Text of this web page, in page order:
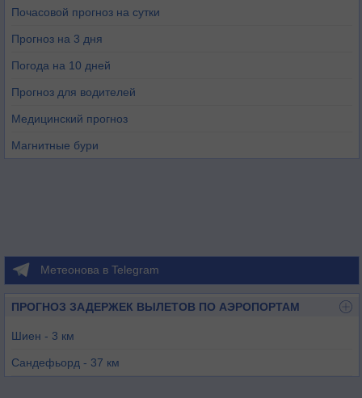
Почасовой прогноз на сутки
Прогноз на 3 дня
Погода на 10 дней
Прогноз для водителей
Медицинский прогноз
Магнитные бури
Метеонова в Telegram
ПРОГНОЗ ЗАДЕРЖЕК ВЫЛЕТОВ ПО АЭРОПОРТАМ
Шиен - 3 км
Сандефьорд - 37 км